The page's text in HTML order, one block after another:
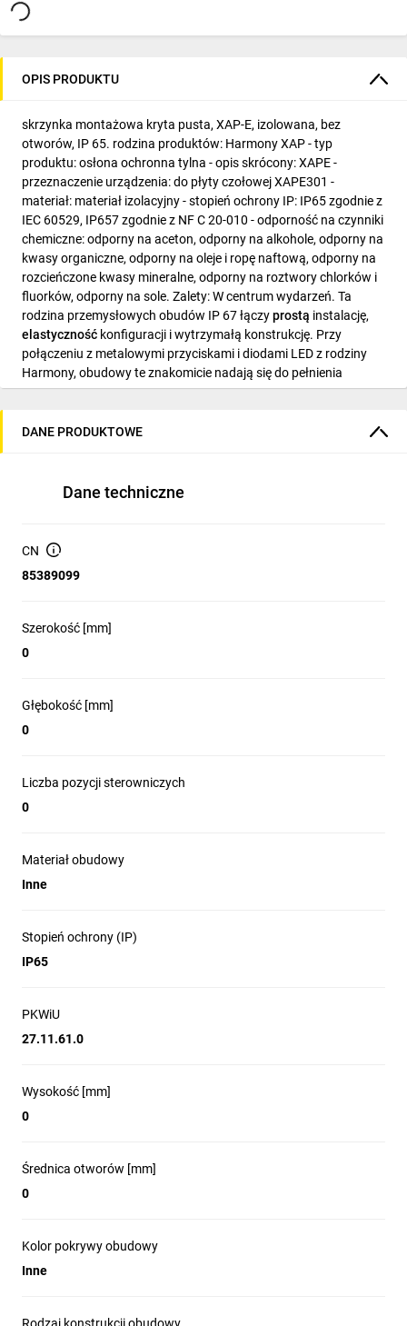
OPIS PRODUKTU
skrzynka montażowa kryta pusta, XAP-E, izolowana, bez
otworów, IP 65. rodzina produktów: Harmony XAP - typ
produktu: osłona ochronna tylna - opis skrócony: XAPE -
przeznaczenie urządzenia: do płyty czołowej XAPE301 -
materiał: materiał izolacyjny - stopień ochrony IP: IP65 zgodnie z
IEC 60529, IP657 zgodnie z NF C 20-010 - odporność na czynniki
chemiczne: odporny na aceton, odporny na alkohole, odporny na
kwasy organiczne, odporny na oleje i ropę naftową, odporny na
rozcieńczone kwasy mineralne, odporny na roztwory chlorków i
fluorków, odporny na sole. Zalety: W centrum wydarzeń. Ta
rodzina przemysłowych obudów IP 67 łączyprostą instalację,
elastyczność konfiguracji i wytrzymałą konstrukcję. Przy
połączeniu z metalowymi przyciskami i diodami LED z rodziny
Harmony, obudowy te znakomicie nadają się do pełnienia
typowych funkcji dialogu operatorskiego.... Zastosowanie: -
drzewny), Sektor usługowy i infrastruktura: rozdział energii,
DANE PRODUKTOWE
Dane techniczne
CN
85389099
Szerokość [mm]
0
Głębokość [mm]
0
Liczba pozycji sterowniczych
0
Materiał obudowy
Inne
Stopień ochrony (IP)
IP65
PKWiU
27.11.61.0
Wysokość [mm]
0
Średnica otworów [mm]
0
Kolor pokrywy obudowy
Inne